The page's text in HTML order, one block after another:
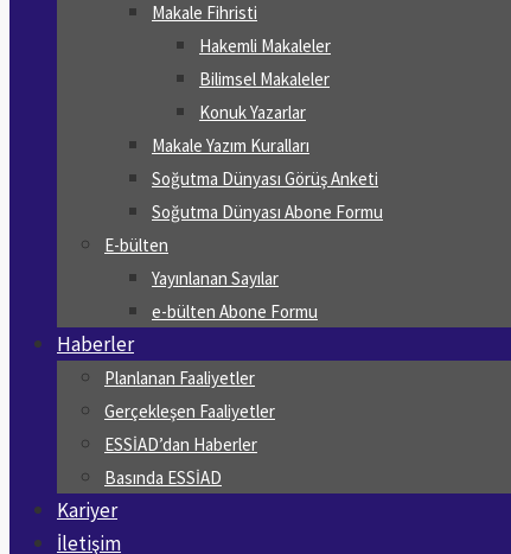
Makale Fihristi
Hakemli Makaleler
Bilimsel Makaleler
Konuk Yazarlar
Makale Yazım Kuralları
Soğutma Dünyası Görüş Anketi
Soğutma Dünyası Abone Formu
E-bülten
Yayınlanan Sayılar
e-bülten Abone Formu
Haberler
Planlanan Faaliyetler
Gerçekleşen Faaliyetler
ESSİAD’dan Haberler
Basında ESSİAD
Kariyer
İletişim